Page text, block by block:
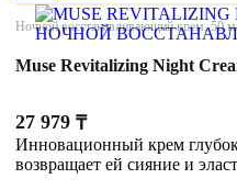
Ночной восстанавливающий крем, 50
Muse Revitalizing Night
27 979 ₸
Инновационный крем
возвращает ей сияние и